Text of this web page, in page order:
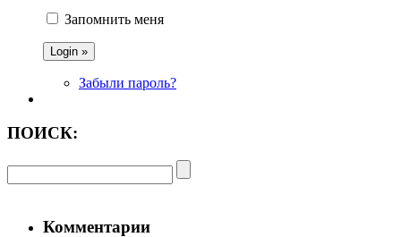
Запомнить меня
Забыли пароль?
ПОИСК:
Комментарии